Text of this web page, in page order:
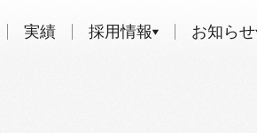
実績 採用情報 お知らせ